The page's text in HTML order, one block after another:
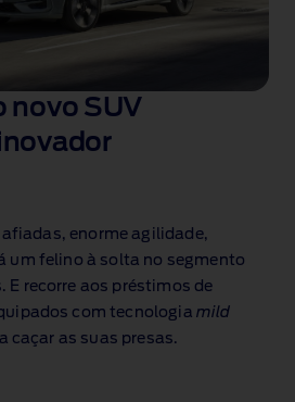
novo SUV
enorme agilidade,
um felino à solta no segmento
E recorre aos préstimos de
com tecnologia mild
caçar as suas presas.